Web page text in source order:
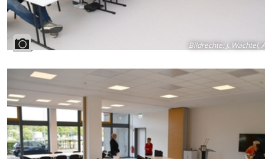
Bildrechte:J. Wachtel,